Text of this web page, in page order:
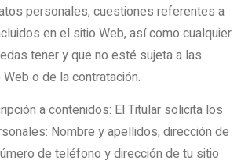
personales, cuestiones referentes a
en el sitio Web, así como cualquier
tener y que no esté sujeta a las
o de la contratación.
a contenidos: El Titular solicita los
Nombre y apellidos, dirección de
de teléfono y dirección de tu sitio